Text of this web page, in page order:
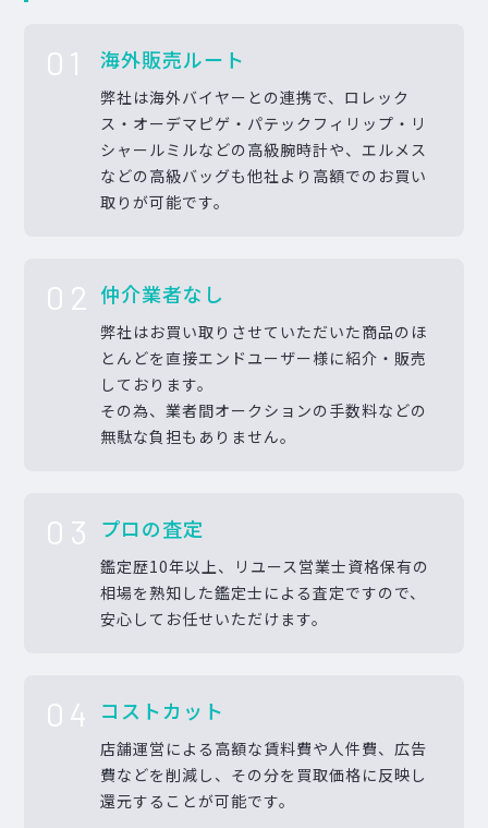
01 海外販売ルート
弊社は海外バイヤーとの連携で、ロレック
ス・オーデマピゲ・パテックフィリップ・リ
シャールミルなどの高級腕時計や、エルメス
などの高級バッグも他社より高額でのお買い
取りが可能です。
02 仲介業者なし
弊社はお買い取りさせていただいた商品のほ
とんどを直接エンドユーザー様に紹介・販売
しております。
その為、業者間オークションの手数料などの
無駄な負担もありません。
03 プロの査定
鑑定歴10年以上、リユース営業士資格保有の
相場を熟知した鑑定士による査定ですので、
安心してお任せいただけます。
04 コストカット
店舗運営による高額な賃料費や人件費、広告
費などを削減し、その分を買取価格に反映し
還元することが可能です。